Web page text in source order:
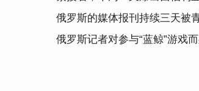
俄罗斯的媒体报刊持续三天被
俄罗斯记者对参与“蓝鲸”游戏